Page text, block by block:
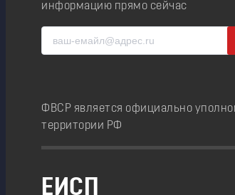
информацию прямо сейчас
ФВСР является официально
территории РФ
ЕИСП